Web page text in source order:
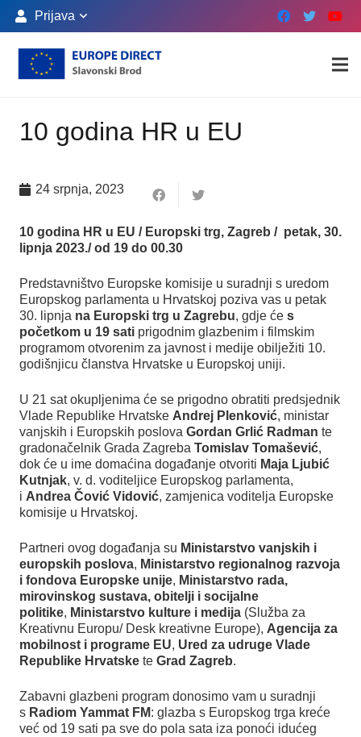
Prijava
10 godina HR u EU
24 srpnja, 2023
10 godina HR u EU / Europski trg, Zagreb / petak, 30.
lipnja 2023./ od 19 do 00.30
Predstavništvo Europske komisije u suradnji s uredom
Europskog parlamenta u Hrvatskoj poziva vas u petak
30. lipnja na Europski trg u Zagrebu, gdje će s
početkom u 19 sati prigodnim glazbenim i filmskim
programom otvorenim za javnost i medije obilježiti 10.
godišnjicu članstva Hrvatske u Europskoj uniji.
U 21 sat okupljenima će se prigodno obratiti predsjednik
Vlade Republike Hrvatske Andrej Plenković, ministar
vanjskih i Europskih poslova Gordan Grlić Radman te
gradonačelnik Grada Zagreba Tomislav Tomašević,
dok će u ime domaćina događanje otvoriti Maja Ljubić
Kutnjak, v. d. voditeljice Europskog parlamenta,
i Andrea Čović Vidović, zamjenica voditelja Europske
komisije u Hrvatskoj.
Partneri ovog događanja su Ministarstvo vanjskih i
europskih poslova, Ministarstvo regionalnog razvoja
i fondova Europske unije, Ministarstvo rada,
mirovinskog sustava, obitelji i socijalne
politike, Ministarstvo kulture i medija (Služba za
Kreativnu Europu/ Desk kreativne Europe), Agencija za
mobilnost i programe EU, Ured za udruge Vlade
Republike Hrvatske te Grad Zagreb.
Zabavni glazbeni program donosimo vam u suradnji
s Radiom Yammat FM: glazba s Europskog trga kreće
već od 19 sati pa sve do pola sata iza ponoći idućeg